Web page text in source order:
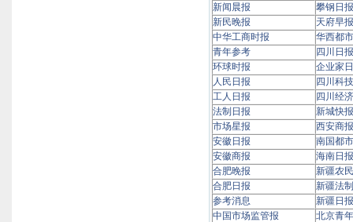
新闻晨报
攀钢日报
新民晚报
天府早报
中华工商时报
华西都
青年参考
四川日报
环球时报
企业家
人民日报
四川科
工人日报
四川经
法制日报
新城快报
市场星报
西安商报
安徽日报
南国都
安徽商报
海南日报
合肥晚报
新疆农
合肥日报
新疆法
参考消息
新疆日报
中国市场监管报
北京青